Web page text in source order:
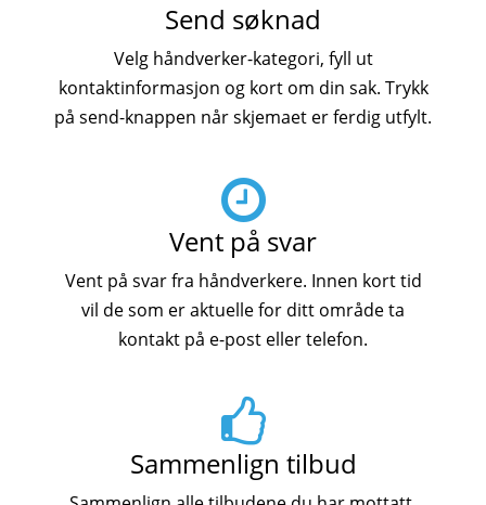
Send søknad
Velg håndverker-kategori, fyll ut
kontaktinformasjon og kort om din sak. Trykk
på send-knappen når skjemaet er ferdig utfylt.
Vent på svar
Vent på svar fra håndverkere. Innen kort tid
vil de som er aktuelle for ditt område ta
kontakt på e-post eller telefon.
Sammenlign tilbud